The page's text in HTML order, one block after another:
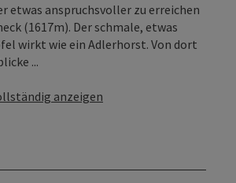
etwas anspruchsvoller zu erreichen
(1617m). Der schmale, etwas
wirkt wie ein Adlerhorst. Von dort
...
anzeigen